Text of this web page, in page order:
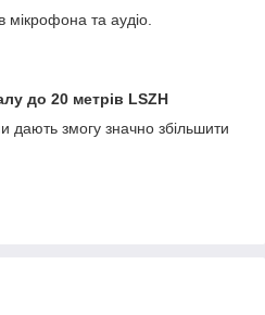
мікрофона та аудіо.
до 20 метрів LSZH
дають змогу значно збільшити